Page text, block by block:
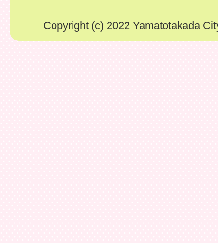
Copyright (c) 2022 Yamatotakada